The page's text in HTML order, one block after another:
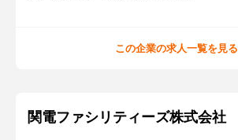
この企業の求人一覧を見る
関電ファシリティーズ株式会社